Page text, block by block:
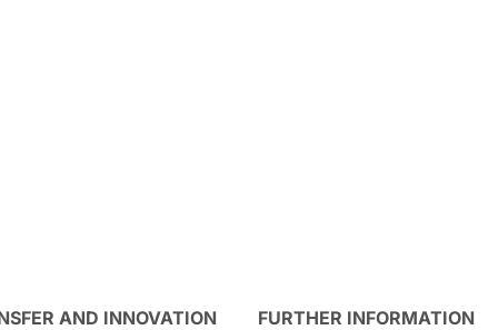
AND INNOVATION FURTHER INFORMATION